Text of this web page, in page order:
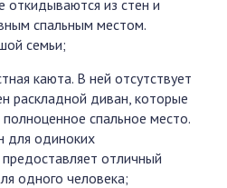
откидываются из стен и
спальным местом.
семьи;
каюта. В ней отсутствует
раскладной диван, которые
спальное место.
для одиноких
отличный
одного человека;